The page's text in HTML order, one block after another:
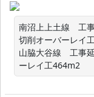
南沼上上土線　工
切削オーバーレイ
山脇大谷線　工事
ーレイ工464m2